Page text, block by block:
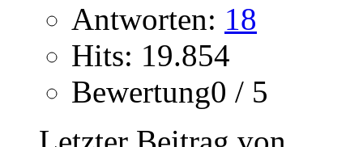
Antworten: 18
Hits: 19.854
Bewertung0 / 5